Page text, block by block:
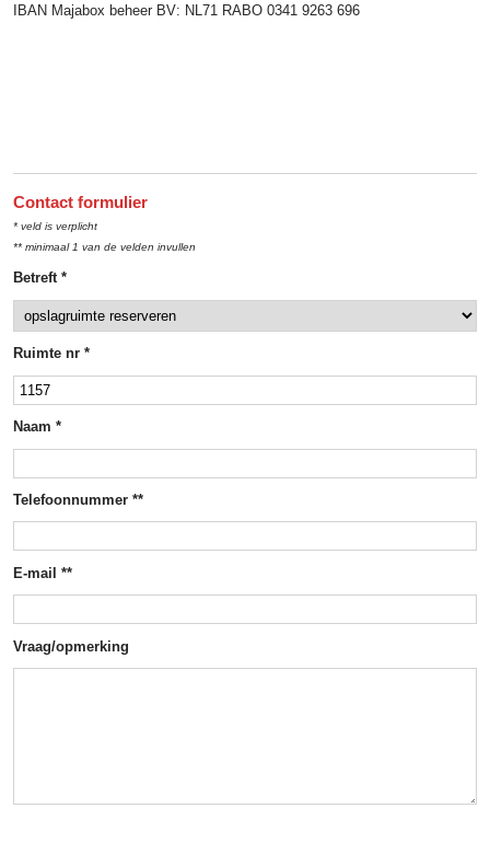
IBAN Majabox beheer BV: NL71 RABO 0341 9263 696
Contact formulier
* veld is verplicht
** minimaal 1 van de velden invullen
Betreft *
Ruimte nr *
Naam *
Telefoonnummer **
E-mail **
Vraag/opmerking